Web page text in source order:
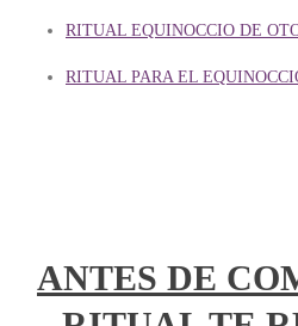
RITUAL EQUINOCCIO DE
RITUAL PARA EL
ANTES DE